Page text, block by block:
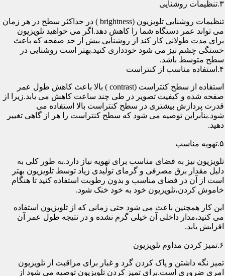
۳.تنظیمات روشنایی
تنظیمات روشنایی تلویزیون (brightness ) در حداکثر سطح در هر زمان
می تواند عمر دستگاه شما را کاهش دهد.اگر می خواهید تلویزیون
برای مدت طولانی کار کند از روشنایی بیش از حد صفحه که باعث
خستگی چشم نیز می شود خودداری کنید.بهتر است روشنایی در
سطح متوسط باشد.
۴.استفاده مناسب از کنتراست
استفاده از سطح کنتراست (contrast ) بالا باعث کاهش طول عمر
صفحه شده و کیفیت تصویر در طی چند ساعت کاهش می یابد.زیرا از
قدرت پردازش بیشتری در سطح کنتراست بالا استفاده می
شود.بنابراین توصیه می شود که سطح کنتراست را هر از گاهی تغییر
دهید.
۵.تهویه مناسب
تلویزیون نیز به فضای مناسب برای تهویه نیاز دارد.به طور کلی به
دلیل مقدار برق مصرفی و گرمای تولیدی زیاد توسط تلویزیون بهتر
است از آن در فضای مناسب و بدون رطوبت استفاده کنید تا هنگام
خاموش کردن،تلویزیون خود به خود خنک شود.
این کار همچنین باعث می شود حتی زمانی که از تلویزیون استفاده
می کنید،مدار داخلی آن خیلی گرم نشده و در نتیجه طول عمر آن
افزایش یابد.
۶.تمیز کردن مداوم تلویزیون
تمیز نگه داشتن و پاک کردن گرد و غبار برای مراقبت از تلویزیون
امری ضروری است.برای تمیز کردن تلویزیون توصیه می شود از